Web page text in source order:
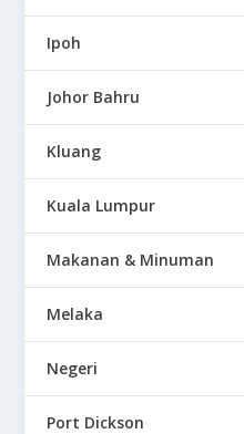
Ipoh
Johor Bahru
Kluang
Kuala Lumpur
Makanan & Minuman
Melaka
Negeri
Port Dickson